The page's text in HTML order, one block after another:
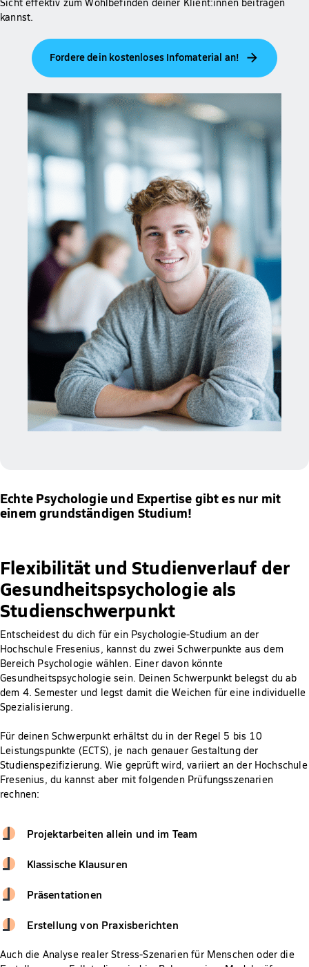
kannst.
Fordere dein kostenloses Infomaterial an!
Echte Psychologie und Expertise gibt es nur mit
einem grundständigen Studium!
Flexibilität und Studienverlauf der
Gesundheitspsychologie als
Studienschwerpunkt
Entscheidest du dich für ein Psychologie-Studium an der
Hochschule Fresenius, kannst du zwei Schwerpunkte aus dem
Bereich Psychologie wählen. Einer davon könnte
Gesundheitspsychologie sein. Deinen Schwerpunkt belegst du ab
dem 4. Semester und legst damit die Weichen für eine individuelle
Spezialisierung.
Für deinen Schwerpunkt erhältst du in der Regel 5 bis 10
Leistungspunkte (ECTS), je nach genauer Gestaltung der
Studienspezifizierung. Wie geprüft wird, variiert an der Hochschule
Fresenius, du kannst aber mit folgenden Prüfungsszenarien
rechnen:
Projektarbeiten allein und im Team
Klassische Klausuren
Präsentationen
Erstellung von Praxisberichten
Auch die Analyse realer Stress-Szenarien für Menschen oder die